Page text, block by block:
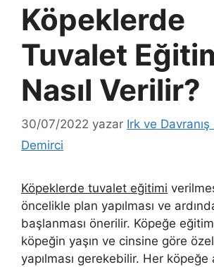
Köpeklerde
Tuvalet
Nasıl Verilir?
30/07/2022 yazar Irk ve
Demirci
Köpeklerde tuvalet eğitimi
öncelikle plan yapılması ve
başlanması önerilir. Köpeğe
köpeğin yaşın ve cinsine göre özel
yapılması gerekebilir. Her köpeğe